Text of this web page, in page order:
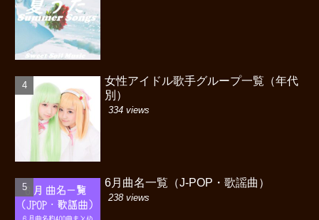
女性アイドル歌手グループ一覧（年代
別）
334 views
6月曲名一覧（J-POP・歌謡曲）
238 views